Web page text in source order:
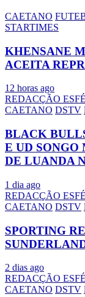
CAETANO
STARTIMES
KHENSANE
ACEITA
12 horas ago
REDACÇÃO
CAETANO DSTV
BLACK
E UD SONGO
DE LUANDA
1 dia ago
REDACÇÃO
CAETANO DSTV
SPORTING
2 dias ago
REDACÇÃO
CAETANO DSTV